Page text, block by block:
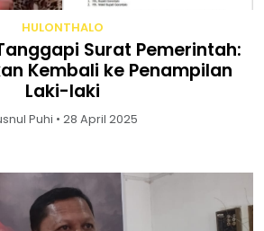
HULONTHALO
Surat Pemerintah:
Kembali ke Penampilan
Laki-laki
Puhi • 28 April 2025